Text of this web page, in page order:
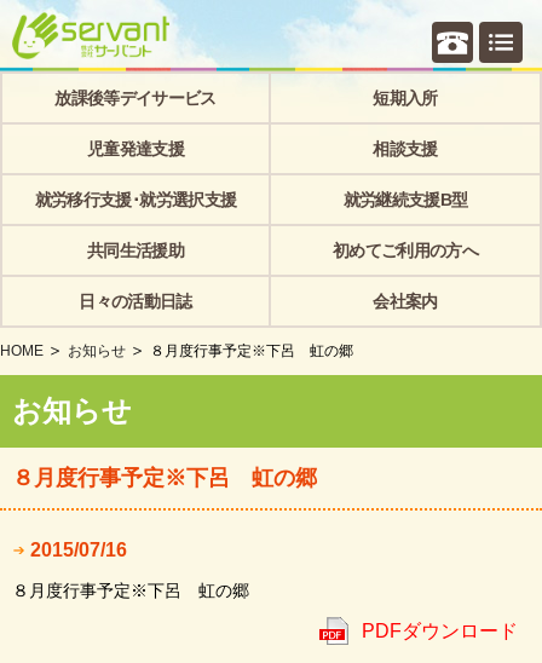
個別相
放課後等デイサービス 短期入所
児童発達支援 相談支援
就労移行支援･就労選択支援 就労継続支援B型
共同生活援助 初めてご利用の方へ
日々の活動日誌 会社案内
HOME お知らせ ８月度行事予定※下呂 虹の郷
お知らせ
８月度行事予定※下呂 虹の郷
2015/07/16
８月度行事予定※下呂 虹の郷
PDFダウンロード